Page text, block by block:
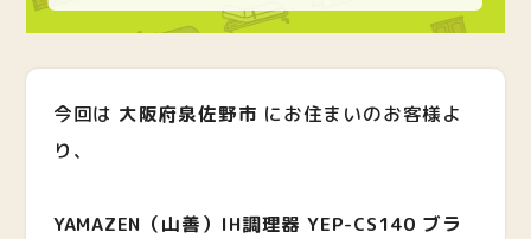
今回は 大阪府泉佐野市 にお住まいのお客様よ
り、
YAMAZEN（山善）IH調理器 YEP-CS140 ブラ